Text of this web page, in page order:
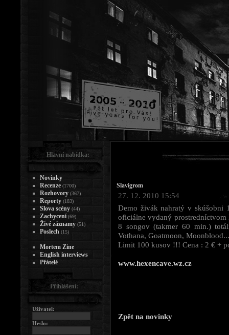
Slavigrom
27. 12. 2010 15:54
Demo živák nahratý v skúšobni
oficiálne vydaný prostredníctvom
8 songov (takmer 60 min.)
Vothana, Goatmoon,
Limit 100 kusov !!! Cena : 2 € +
www.hexencave.wz.cz
Zpět na novinky
Hlavní nabídka:
Novinky
Recenze (1700)
Rozhovory (367)
Reporty (183)
Slova scény (44)
Zachycení (69)
Živé záznamy (51)
Poslech (15)
Mortem Zine
English interviews
Přátelé
Přihlášení:
Uživatel:
Heslo: